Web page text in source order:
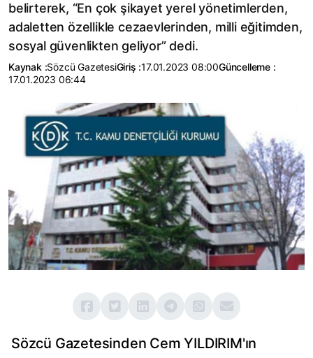
belirterek, “En çok şikayet yerel yönetimlerden,
adaletten özellikle cezaevlerinden, milli eğitimden,
sosyal güvenlikten geliyor” dedi.
Kaynak :Sözcü GazetesiGiriş :17.01.2023 08:00Güncelleme :
17.01.2023 06:44
Sözcü Gazetesinden Cem YILDIRIM'ın